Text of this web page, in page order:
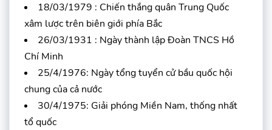
18/03/1979 : Chiến thắng quân Trung Quốc
xâm lược trên biên giới phía Bắc
26/03/1931 : Ngày thành lập Đoàn TNCS Hồ
Chí Minh
25/4/1976: Ngày tổng tuyển cử bầu quốc hội
chung của cả nước
30/4/1975: Giải phóng Miền Nam, thống nhất
tổ quốc